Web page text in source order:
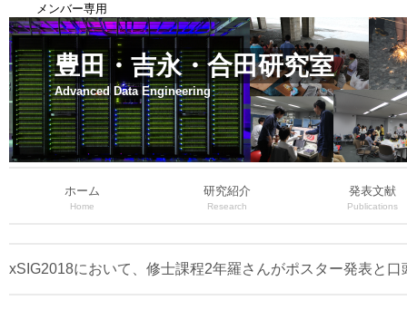
メンバー専用
豊田・吉永・合田研究室
Advanced Data Engineering
ホーム
Home
研究紹介
Research
発表文献
Publications
xSIG2018において、修士課程2年羅さんがポスター発表と口